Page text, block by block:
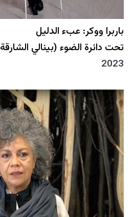
باربرا ووكر: عبء الدليل
تحت دائرة الضوء (بينالي الشارقة 15)
2023